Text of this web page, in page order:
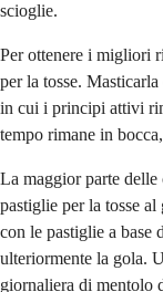
scioglie.
Per ottenere i migliori
per la tosse.
in cui i principi attivi
tempo rimane in
La maggior parte delle
pastiglie per la tosse
con le pastiglie a base
ulteriormente la gola.
giornaliera di mentolo